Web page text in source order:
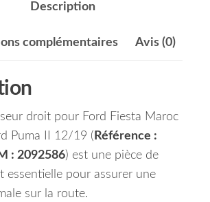
Description
complémentaires Avis (0)
droit pour Ford Fiesta Maroc
Puma II 12/19 ( Référence :
: 2092586) est une pièce de
essentielle pour assurer une
sur la route.